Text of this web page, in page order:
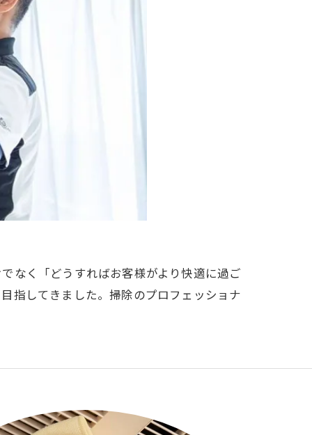
なく「どうすればお客様がより快適に過ご
指してきました。掃除のプロフェッショナ